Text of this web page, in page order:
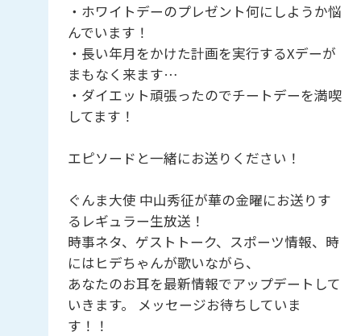
・ホワイトデーのプレゼント何にしようか悩
んでいます！
・長い年月をかけた計画を実行するXデーが
まもなく来ます…
・ダイエット頑張ったのでチートデーを満喫
してます！
エピソードと一緒にお送りください！
ぐんま大使 中山秀征が華の金曜にお送りす
るレギュラー生放送！
時事ネタ、ゲストトーク、スポーツ情報、時
にはヒデちゃんが歌いながら、
あなたのお耳を最新情報でアップデートして
いきます。 メッセージお待ちしていま
す！！